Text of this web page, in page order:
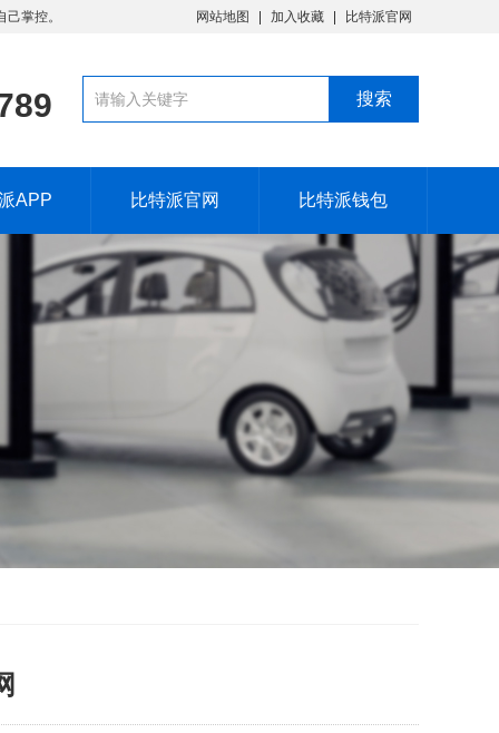
掌控。 网站地图 加入收藏 比特派官网
APP 比特派官网 比特派钱包